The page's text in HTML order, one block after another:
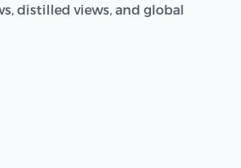
distilled views, and global